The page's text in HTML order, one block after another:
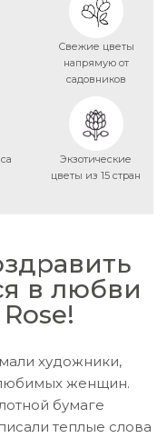
Свежие цветы
напрямую от
садовников
Экзотические
цветы из 15 стран
в любви
художники,
любимых женщин.
бумаге
теплые слова